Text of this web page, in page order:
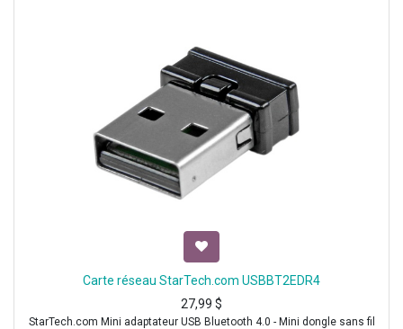
Carte réseau StarTech.com USBBT2EDR4
27,99 $
StarTech.com Mini adaptateur USB Bluetooth 4.0 - Mini dongle sans fil